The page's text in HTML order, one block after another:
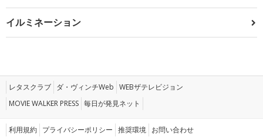
イルミネーション
レタスクラブ ダ・ヴィンチWeb WEBザテレビジョン
MOVIE WALKER PRESS 毎日が発見ネット
利用規約 プライバシーポリシー 推奨環境 お問い合わせ